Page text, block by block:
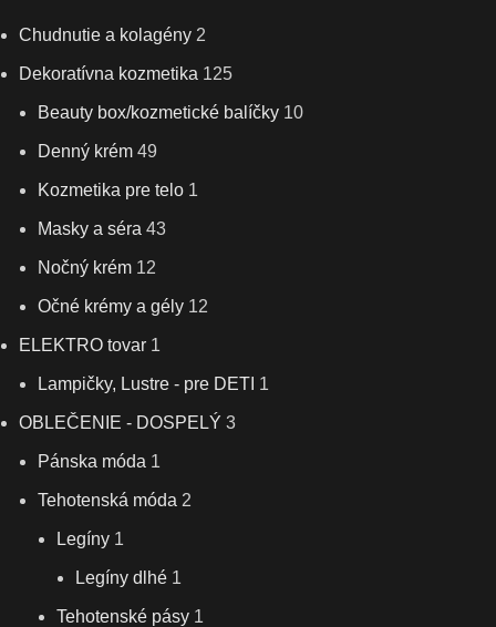
Chudnutie a kolagény 2
Dekoratívna kozmetika 125
Beauty box/kozmetické balíčky 10
Denný krém 49
Kozmetika pre telo 1
Masky a séra 43
Nočný krém 12
Očné krémy a gély 12
ELEKTRO tovar 1
Lampičky, Lustre - pre DETI 1
OBLEČENIE - DOSPELÝ 3
Pánska móda 1
Tehotenská móda 2
Legíny 1
Legíny dlhé 1
Tehotenské pásy 1